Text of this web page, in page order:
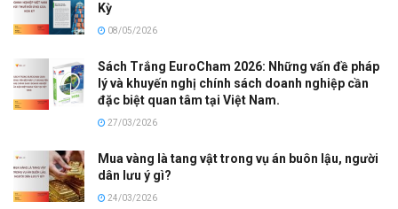
Kỳ
08/05/2026
Sách Trắng EuroCham 2026: Những vấn đề pháp
lý và khuyến nghị chính sách doanh nghiệp cần
đặc biệt quan tâm tại Việt Nam.
27/03/2026
Mua vàng là tang vật trong vụ án buôn lậu, người
dân lưu ý gì?
24/03/2026